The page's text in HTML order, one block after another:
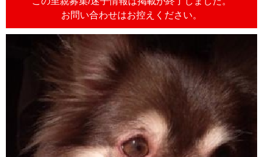
お問い合わせはお控えください。